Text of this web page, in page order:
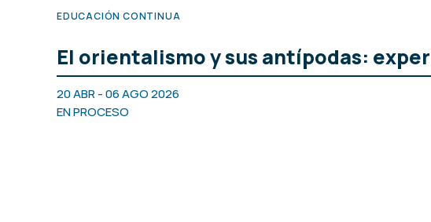
EDUCACIÓN CONTINUA
El orientalismo y sus antípodas:
20 ABR - 06 AGO 2026
EN PROCESO